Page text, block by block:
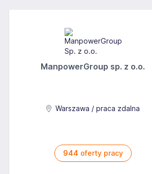
ManpowerGroup sp. z o.o.
Warszawa / praca zdalna
944 oferty pracy